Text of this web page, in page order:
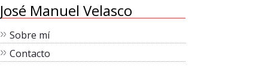
José Manuel Velasco
Sobre mí
Contacto